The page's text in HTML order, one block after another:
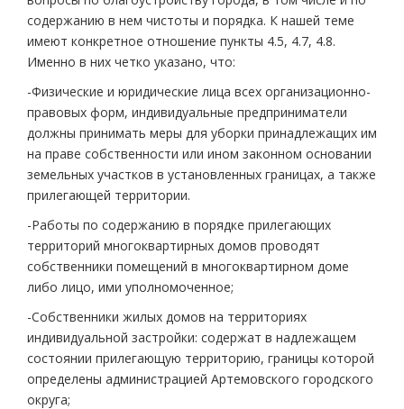
содержанию в нем чистоты и порядка. К нашей теме
имеют конкретное отношение пункты 4.5, 4.7, 4.8.
Именно в них четко указано, что:
-Физические и юридические лица всех организационно-
правовых форм, индивидуальные предприниматели
должны принимать меры для уборки принадлежащих им
на праве собственности или ином законном основании
земельных участков в установленных границах, а также
прилегающей территории.
-Работы по содержанию в порядке прилегающих
территорий многоквартирных домов проводят
собственники помещений в многоквартирном доме
либо лицо, ими уполномоченное;
-Собственники жилых домов на территориях
индивидуальной застройки: содержат в надлежащем
состоянии прилегающую территорию, границы которой
определены администрацией Артемовского городского
округа;